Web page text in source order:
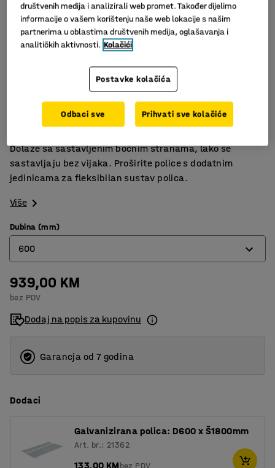
Nisu potrebni vijci
Podesive police
Dolaze sa sastavljenim bočnim stranama, lako se
sastavljaju bez vijaka. Proširite police s dodatnim
jedinicama za fleksibilan sustav polica.
Više
Dubina (mm)
600
320
400
500
600
939,00 KM
bez PDV
Dodaj na popis za kupovinu
Garancja od 7 godina
Dodaci
Galvanizirana polica: D600 x Š1800mm
Art. br.: 21362
133,00 KMbez PDV
društvenih medija i analizirali web promet. Također dijelimo
informacije o vašem korištenju naše web lokacije s našim
partnerima u oblastima društvenih medija, oglašavanja i
analitičkih aktivnosti. Kolačići
Postavke kolačića
Odbaci sve Prihvati sve kolačiće